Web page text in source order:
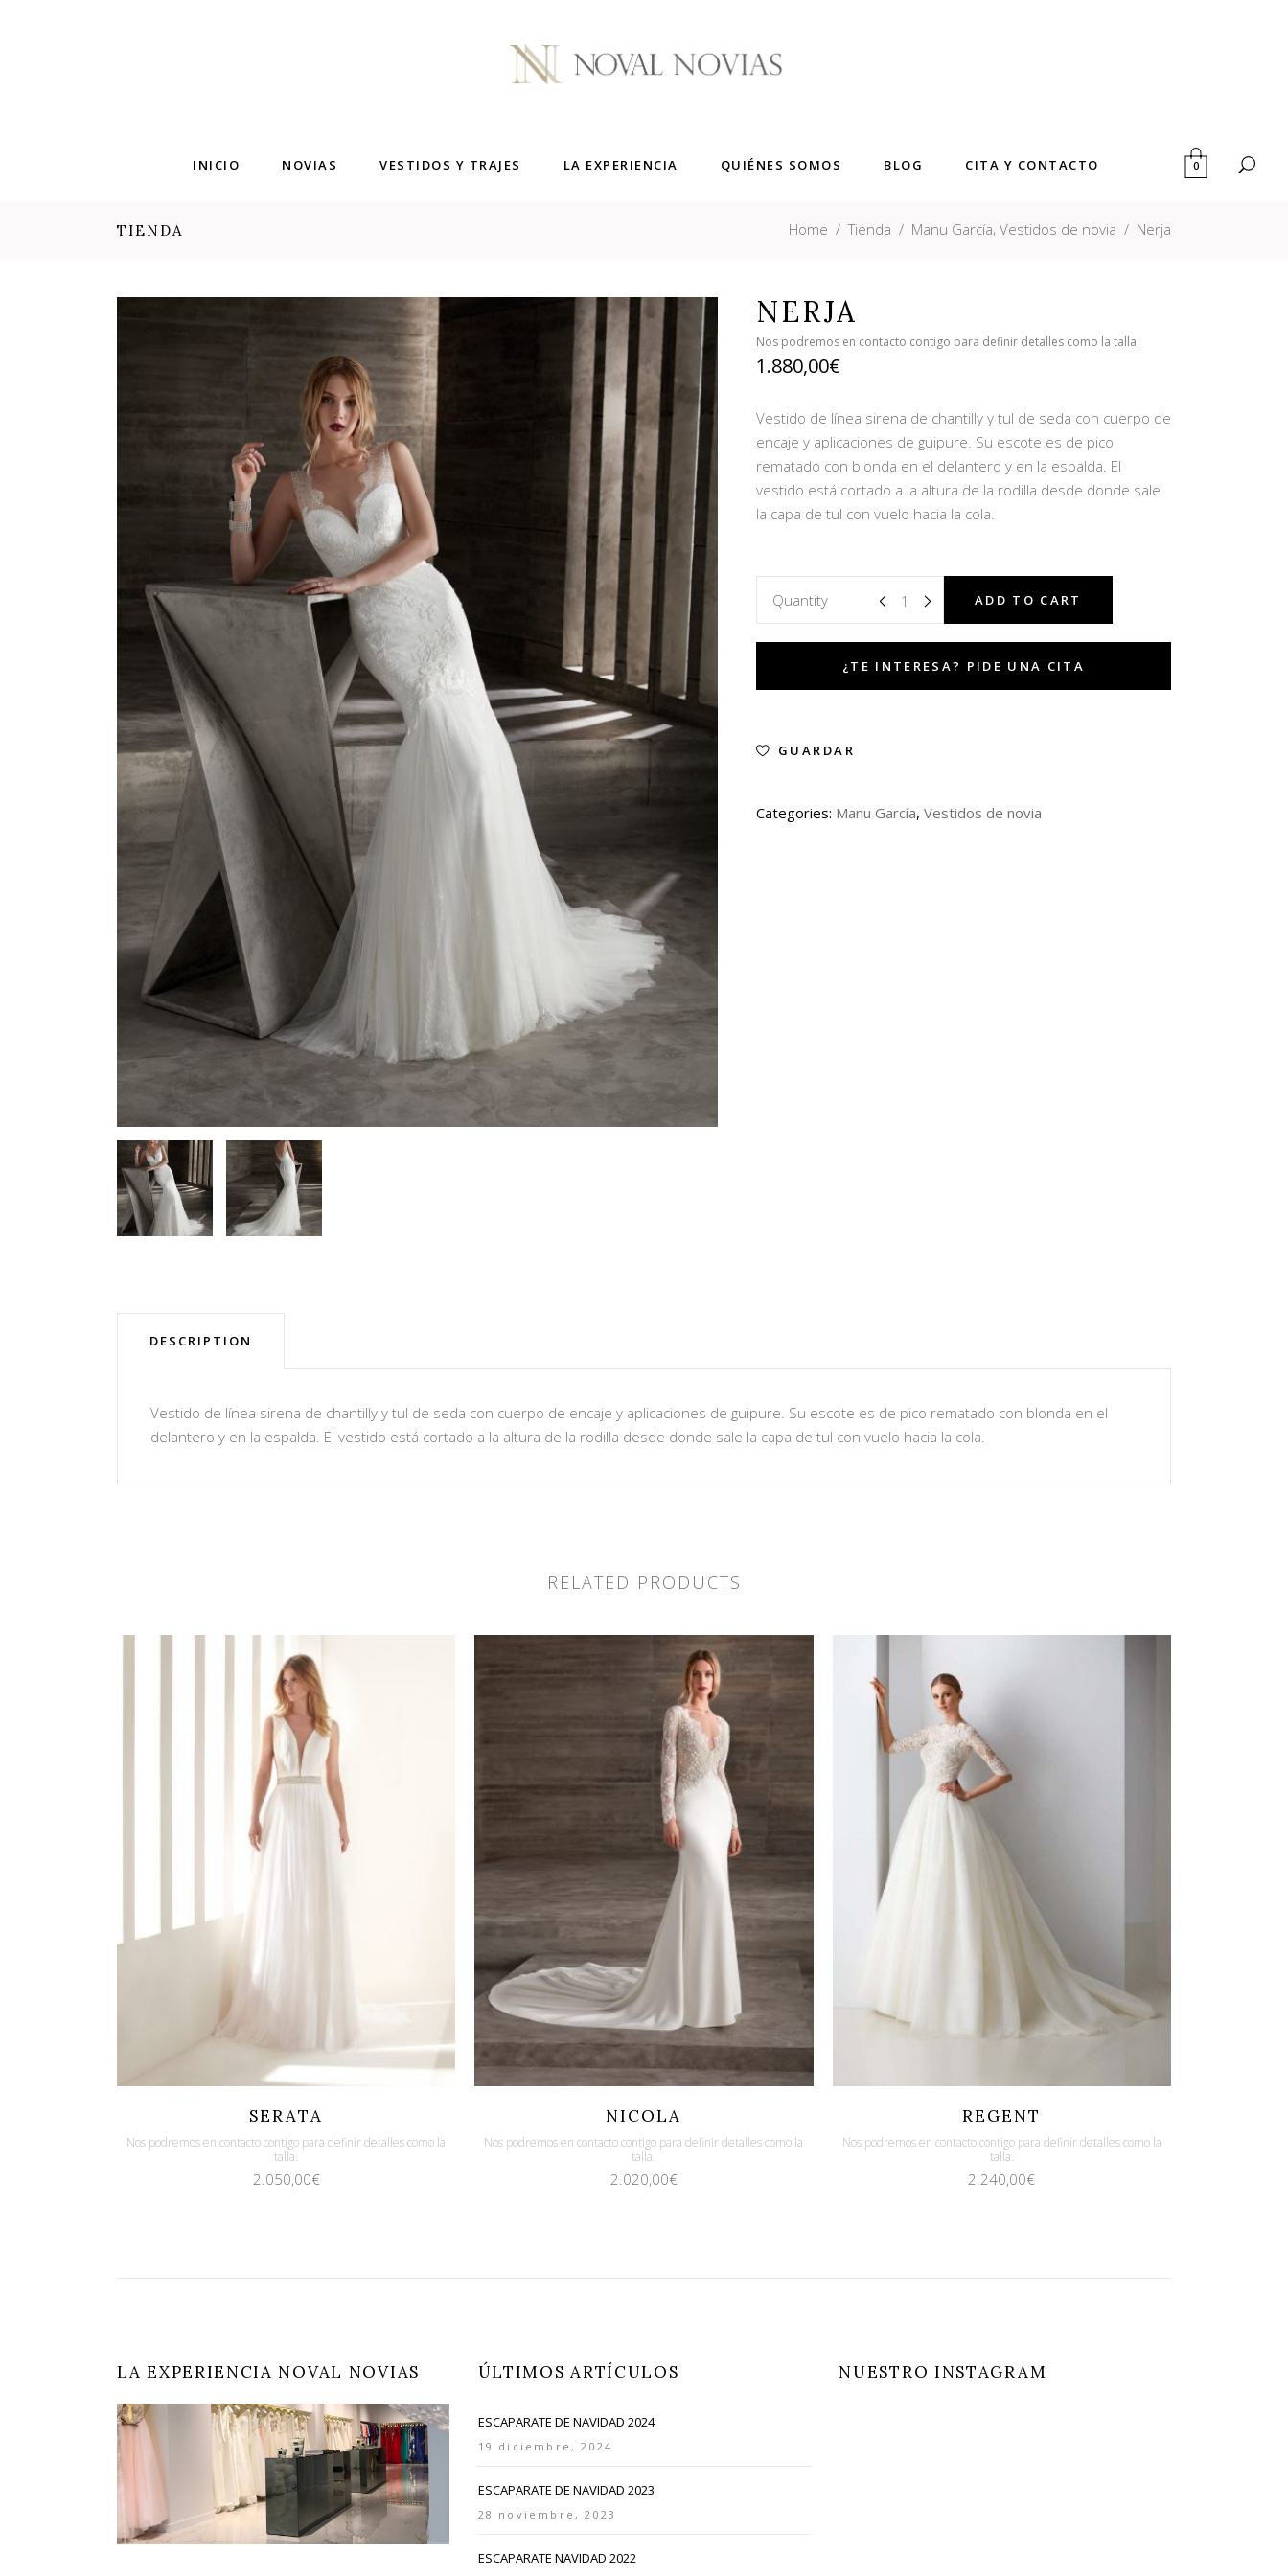
INICIO NOVIAS VESTIDOS Y TRAJES LA EXPERIENCIA QUIÉNES SOMOS BLOG CITA Y CONTACTO 0
TIENDA Home /Tienda / Manu García, Vestidos de novia / Nerja
NERJA
Nos podremos en contacto contigo para definir detalles como la talla.
1.880,00€
Vestido de línea sirena de chantilly y tul de seda con cuerpo de
encaje y aplicaciones de guipure. Su escote es de pico
rematado con blonda en el delantero y en la espalda. El
vestido está cortado a la altura de la rodilla desde donde sale
la capa de tul con vuelo hacia la cola.
Quantity ADD TO CART
GUARDAR
Categories: Manu García, Vestidos de novia
DESCRIPTION
Vestido de línea sirena de chantilly y tul de seda con cuerpo de encaje y aplicaciones de guipure. Su escote es de pico rematado con blonda en el
delantero y en la espalda. El vestido está cortado a la altura de la rodilla desde donde sale la capa de tul con vuelo hacia la cola.
RELATED PRODUCTS
SERATA
Nos podremos en contacto contigo para definir detalles como la
talla.
2.050,00€
NICOLA
Nos podremos en contacto contigo para definir detalles como la
talla.
2.020,00€
REGENT
Nos podremos en contacto contigo para definir detalles como la
talla.
2.240,00€
LA EXPERIENCIA NOVAL NOVIAS ÚLTIMOS ARTÍCULOS
ESCAPARATE DE NAVIDAD 2024
19 diciembre, 2024
ESCAPARATE DE NAVIDAD 2023
28 noviembre, 2023
ESCAPARATE NAVIDAD 2022
NUESTRO INSTAGRAM